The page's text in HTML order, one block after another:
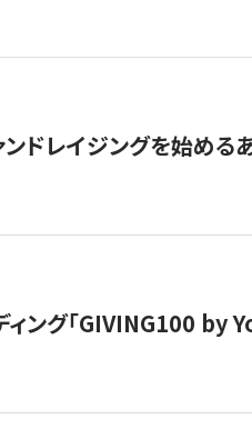
ンドレイジングを始め
ング「GIVING100 by